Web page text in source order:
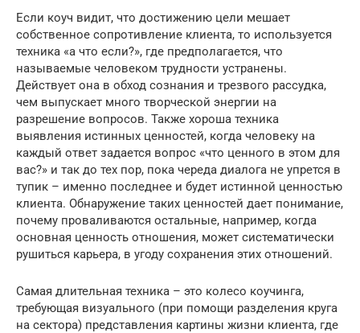
Если коуч видит, что достижению цели мешает
собственное сопротивление клиента, то используется
техника «а что если?», где предполагается, что
называемые человеком трудности устранены.
Действует она в обход сознания и трезвого рассудка,
чем выпускает много творческой энергии на
разрешение вопросов. Также хороша техника
выявления истинных ценностей, когда человеку на
каждый ответ задается вопрос «что ценного в этом для
вас?» и так до тех пор, пока череда диалога не упрется в
тупик – именно последнее и будет истинной ценностью
клиента. Обнаружение таких ценностей дает понимание,
почему проваливаются остальные, например, когда
основная ценность отношения, может систематически
рушиться карьера, в угоду сохранения этих отношений.
Самая длительная техника – это колесо коучинга,
требующая визуального (при помощи разделения круга
на сектора) представления картины жизни клиента, где